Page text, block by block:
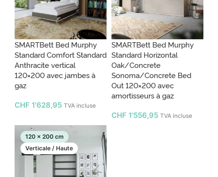
SMARTBett Bed Murphy
Standard Comfort Standard
Anthracite vertical
120×200 avec jambes à
gaz
CHF 1'628,95 TVA incluse
SMARTBett Bed Murphy
Standard Horizontal
Oak/Concrete
Sonoma/Concrete Bed
Out 120×200 avec
amortisseurs à gaz
CHF 1'556,95 TVA incluse
120 x 200 cm
Verticale / Haute